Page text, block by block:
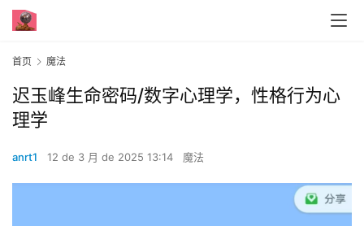
首页 魔法
迟玉峰生命密码/数字心理学，性格行为心
理学
anrt1 12 de 3 月 de 2025 13:14 魔法